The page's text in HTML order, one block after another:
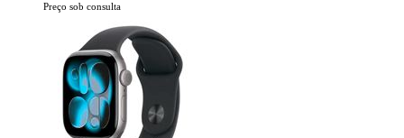
Preço sob consulta